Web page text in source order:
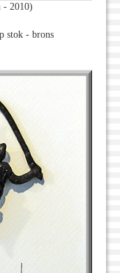
- 2010)
stok - brons